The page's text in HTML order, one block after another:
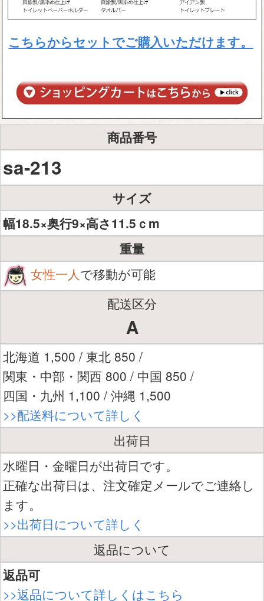
こちらからセットでご購入いただけます。
商品番号
sa-213
サイズ
幅18.5×奥行9×高さ11.5ｃm
重量
女性一人で移動が可能
配送区分
A
北海道 1,500 / 東北 850 /
関東・中部・関西 800 / 中国 850 /
四国・九州 1,100 / 沖縄 1,500
>>配送料について詳しく
出荷日
水曜日・金曜日が出荷日です。
正確な出荷日は、注文確定メールでご連絡し
ます。
>>出荷日について詳しく
返品について
返品可
>>返品について詳しくはこちら